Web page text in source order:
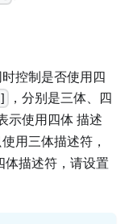
控制是否使用四
，分别是三体、四
示使用四体 描述
用三体描述符，
体描述符，请设置